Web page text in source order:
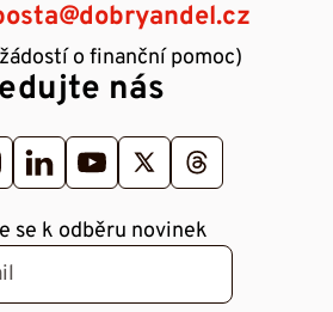
o finanční pomoc)
nás
se k odběru novinek